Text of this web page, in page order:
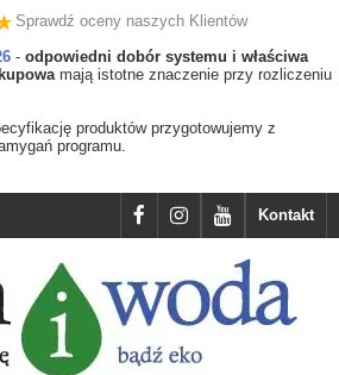
Sprawdź oceny naszych Klientów
- odpowiedni dobór systemu i właściwa
mają istotne znaczenie przy rozliczeniu
produktów przygotowujemy z
programu.
Kontakt